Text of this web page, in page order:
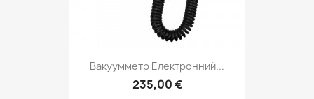
Вакуумметр Електронний...
235,00 €